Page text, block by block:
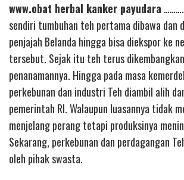
www.obat herbal kanker payudara
sendiri tumbuhan teh pertama dibawa dan
penjajah Belanda hingga bisa diekspor ke
tersebut. Sejak itu teh terus
penanamannya. Hingga pada masa
perkebunan dan industri Teh diambil alih
pemerintah RI. Walaupun luasannya tidak
menjelang perang tetapi produksinya
Sekarang, perkebunan dan perdagangan
oleh pihak swasta.